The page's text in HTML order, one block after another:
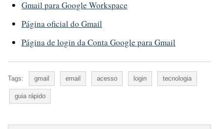
Gmail para Google Workspace
Página oficial do Gmail
Página de login da Conta Google para Gmail
Tags: gmail email acesso login tecnologia
guia rápido